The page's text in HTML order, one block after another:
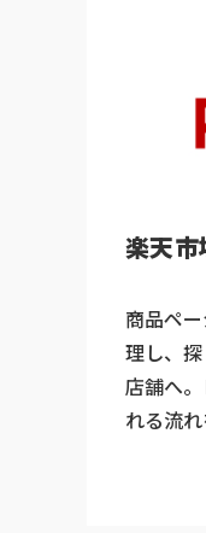
楽天市
商品ペ
理し、
店舗へ
れる流れ